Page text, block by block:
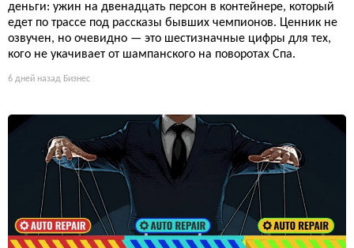
деньги: ужин на двенадцать персон в контейнере, который
едет по трассе под рассказы бывших чемпионов. Ценник не
озвучен, но очевидно — это шестизначные цифры для тех,
кого не укачивает от шампанского на поворотах Спа.
6 дней назад Бизнес